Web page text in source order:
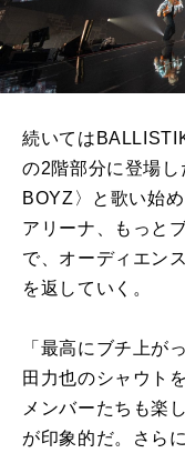
続いては
の2階部分に登場し
BOYZ 〉と歌い始め
アリーナ、もっと
で、オーディエン
を返していく。
「最高にブチ上が
田力也のシャウト
メンバーたちも楽
が印象的だ。さら